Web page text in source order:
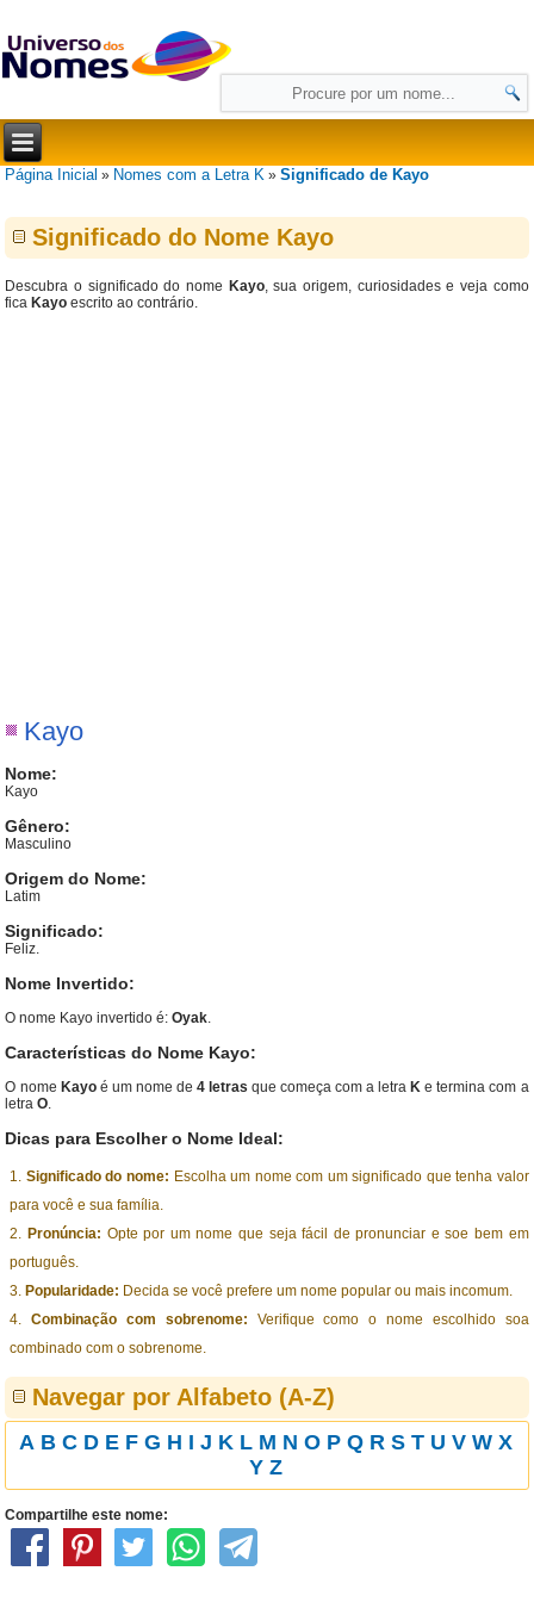
Página Inicial » Nomes com a Letra K »Significado de Kayo
Significado do Nome Kayo
Descubra o significado do nome Kayo, sua origem, curiosidades e veja como
fica Kayo escrito ao contrário.
Kayo
Nome:
Kayo
Gênero:
Masculino
Origem do Nome:
Latim
Significado:
Feliz.
Nome Invertido:
O nome Kayo invertido é:Oyak.
Características do Nome Kayo:
O nome Kayoé um nome de 4 letras que começa com a letra K e termina com a
letraO.
Dicas para Escolher o Nome Ideal:
Significado do nome: Escolha um nome com um significado que tenha valor
para você e sua família.
Pronúncia: Opte por um nome que seja fácil de pronunciar e soe bem em
português.
Popularidade: Decida se você prefere um nome popular ou mais incomum.
Combinação com sobrenome: Verifique como o nome escolhido soa
combinado com o sobrenome.
Navegar por Alfabeto (A-Z)
A B C D E F G H I J K L M N O P Q R S T U V W X
Y Z
Compartilhe este nome: